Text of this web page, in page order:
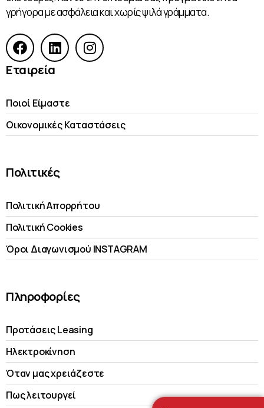
γρήγορα με ασφάλεια και χωρίς ψιλά γράμματα.
Εταιρεία
Ποιοί Είμαστε
Οικονομικές Kαταστάσεις
Πολιτικές
Πολιτική Απορρήτου
Πολιτική Cookies
Όροι Διαγωνισμού INSTAGRAM
Πληροφορίες
Προτάσεις Leasing
Ηλεκτροκίνηση
Όταν μας χρειάζεστε
Πως λειτουργεί